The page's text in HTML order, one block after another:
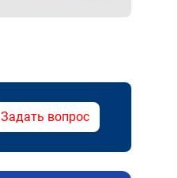
Задать вопрос